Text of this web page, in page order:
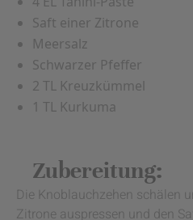
Saft einer Zitrone
Meersalz
Schwarzer Pfeffer
2 TL Kreuzkümmel
1 TL Kurkuma
Zubereitung:
Die Knoblauchzehen schälen
Zitrone auspressen und den